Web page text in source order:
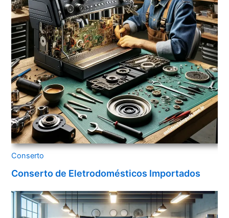
Conserto
Conserto de Eletrodomésticos Importados